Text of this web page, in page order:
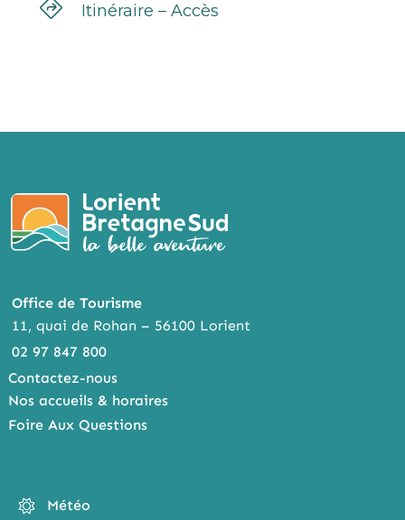
Itinéraire – Accès
Office de Tourisme
11, quai de Rohan – 56100 Lorient
02 97 847 800
Contactez-nous
Nos accueils & horaires
Foire Aux Questions
Météo